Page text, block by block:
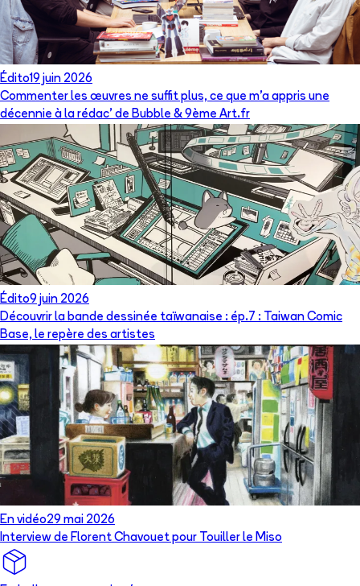
Édito19 juin 2026
Commenter les œuvres ne suffit plus, ce que m’a appris une
décennie à la rédac’ de Bubble & 9ème Art.fr
Édito9 juin 2026
Découvrir la bande dessinée taïwanaise : ép.7 : Taiwan Comic
Base, le repère des artistes
En vidéo29 mai 2026
Interview de Florent Chavouet pour Touiller le Miso